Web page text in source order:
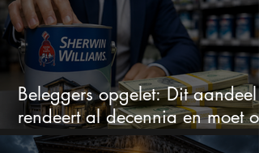
Beleggers opgelet: Dit aandeel
rendeert al decennia en moet op
je watchlist staan!